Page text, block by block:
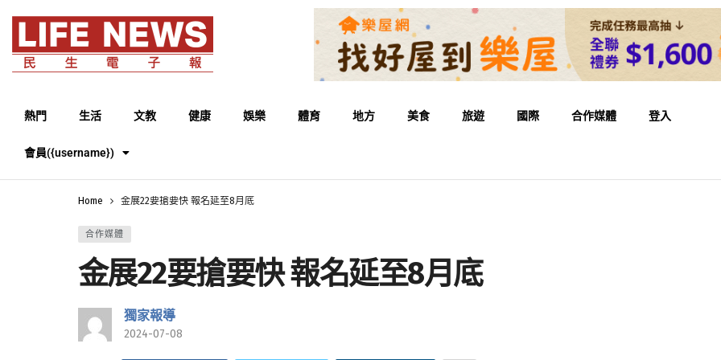
熱門 生活 文教 健康 娛樂 體育 地方 美食 旅遊 國際 合作媒體 登入
會員({username})
Home 金展22要搶要快 報名延至8月底
合作媒體
金展22要搶要快 報名延至8月底
獨家報導
2024-07-08